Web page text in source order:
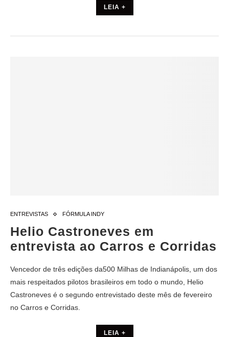
LEIA +
ENTREVISTAS FÓRMULA INDY
Helio Castroneves em
entrevista ao Carros e Corridas
Vencedor de três edições da500 Milhas de Indianápolis, um dos
mais respeitados pilotos brasileiros em todo o mundo, Helio
Castroneves é o segundo entrevistado deste mês de fevereiro
no Carros e Corridas.
LEIA +